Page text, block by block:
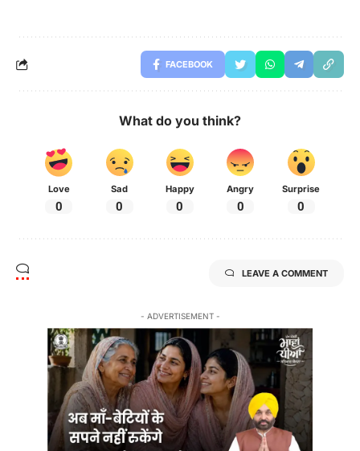
FACEBOOK
What do you think?
Love
0
Sad
0
Happy
0
Angry
0
Surprise
0
LEAVE A COMMENT
- ADVERTISEMENT -